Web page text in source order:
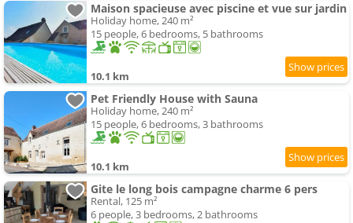
Maison spacieuse avec piscine et vue sur jardin
Holiday home, 240 m²
15 people, 6 bedrooms, 5 bathrooms
10.1 km
Pet Friendly House with Sauna
Holiday home, 240 m²
15 people, 6 bedrooms, 3 bathrooms
10.1 km
Gite le long bois campagne charme 6 pers
Rental, 125 m²
6 people, 3 bedrooms, 2 bathrooms